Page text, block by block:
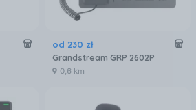
od 230 zł
Grandstream GRP 2602P
0,6 km